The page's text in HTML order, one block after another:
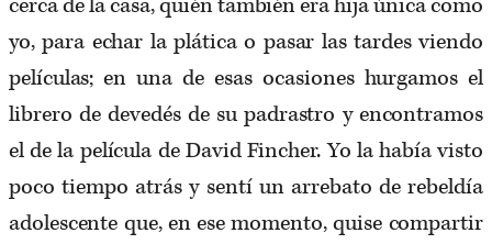
cerca de la casa, quién también era hija única como
yo, para echar la plática o pasar las tardes viendo
películas; en una de esas ocasiones hurgamos el
librero de devedés de su padrastro y encontramos
el de la película de David Fincher. Yo la había visto
poco tiempo atrás y sentí un arrebato de rebeldía
adolescente que, en ese momento, quise compartir